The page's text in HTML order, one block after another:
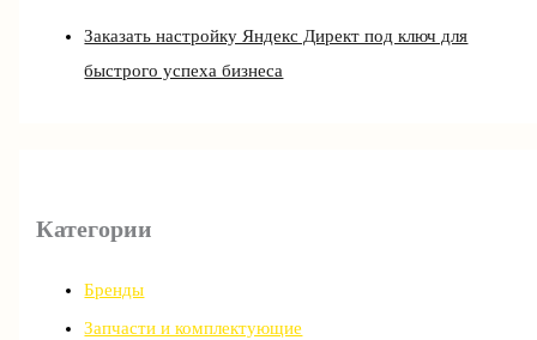
Заказать настройку Яндекс Директ под ключ для
быстрого успеха бизнеса
Категории
Бренды
Запчасти и комплектующие